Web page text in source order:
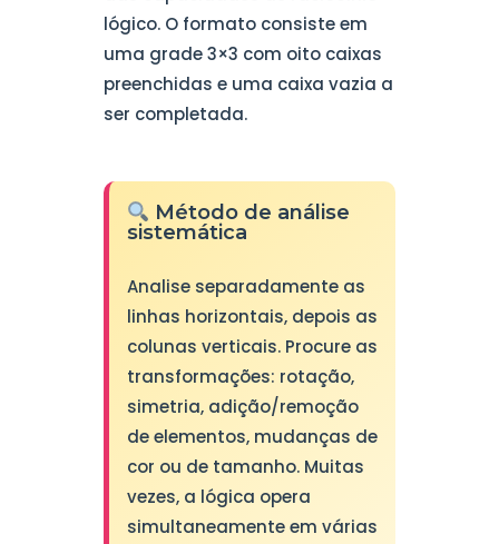
lógico. O formato consiste em
uma grade 3×3 com oito caixas
preenchidas e uma caixa vazia a
ser completada.
Método de análise
sistemática
Analise separadamente as
linhas horizontais, depois as
colunas verticais. Procure as
transformações: rotação,
simetria, adição/remoção
de elementos, mudanças de
cor ou de tamanho. Muitas
vezes, a lógica opera
simultaneamente em várias